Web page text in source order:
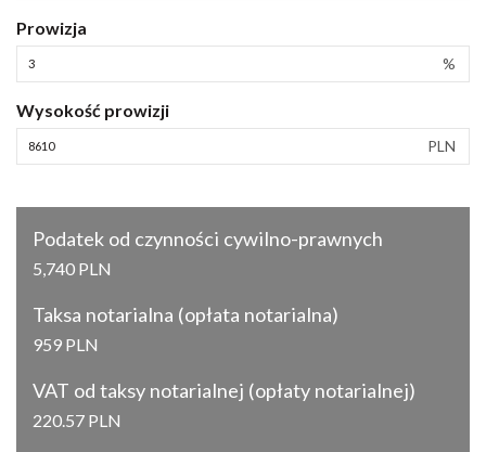
Prowizja
%
Wysokość prowizji
PLN
Podatek od czynności cywilno-prawnych
5,740 PLN
Taksa notarialna (opłata notarialna)
959 PLN
VAT od taksy notarialnej (opłaty notarialnej)
220.57 PLN